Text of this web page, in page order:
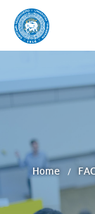
Home